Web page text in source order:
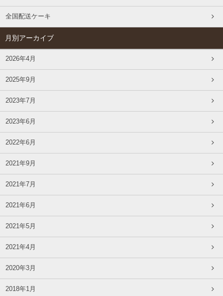
全国配送ケーキ
月別アーカイブ
2026年4月
2025年9月
2023年7月
2023年6月
2022年6月
2021年9月
2021年7月
2021年6月
2021年5月
2021年4月
2020年3月
2018年1月